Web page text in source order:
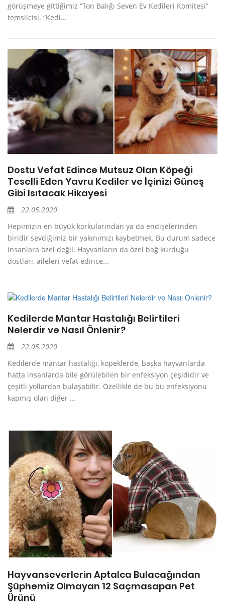
görüşmeye gittiğimiz “Ton Balığı Seven Ev Kedileri Komitesi”
temsilcisi. “Kedi...
Dostu Vefat Edince Mutsuz Olan Köpeği
Teselli Eden Yavru Kediler ve İçinizi Güneş
Gibi Isıtacak Hikayesi
22.05.2020
Hepimizin en büyük korkularından ya da endişelerinden
biridir sevdiğimiz bir yakınımızı kaybetmek. Bu durum sadece
insanlara özel değil. Hayvanların da özel bağ kurduğu
dostları, aileleri vefat edince...
Kedilerde Mantar Hastalığı Belirtileri
Nelerdir ve Nasıl Önlenir?
22.05.2020
Kedilerde mantar hastalığı, köpeklerde, başka hayvanlarda
hatta insanlarda bile görülebilen bir enfeksiyon çeşididir ve
çeşitli yollardan bulaşabilir. Özellikle de bu bu enfeksiyonu
kapmış olan diğer ...
Hayvanseverlerin Aptalca Bulacağından
Şüphemiz Olmayan 12 Saçmasapan Pet
Ürünü